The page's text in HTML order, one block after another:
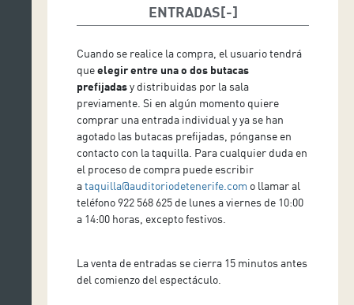
ENTRADAS
Cuando se realice la compra, el usuario tendrá
queelegir entre una o dos butacas
prefijadasy distribuidas por la sala
previamente. Si en algún momento quiere
comprar una entrada individual y ya se han
agotado las butacas prefijadas, pónganse en
contacto con la taquilla. Para cualquier duda en
el proceso de compra puede escribir
ataquilla@auditoriodetenerife.com o llamar al
teléfono 922 568 625 de lunes a viernes de 10:00
a 14:00 horas, excepto festivos.
La venta de entradas se cierra 15 minutos antes
del comienzo del espectáculo.